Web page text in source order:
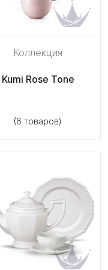
Коллекция
Kumi Rose Tone
(6 товаров)